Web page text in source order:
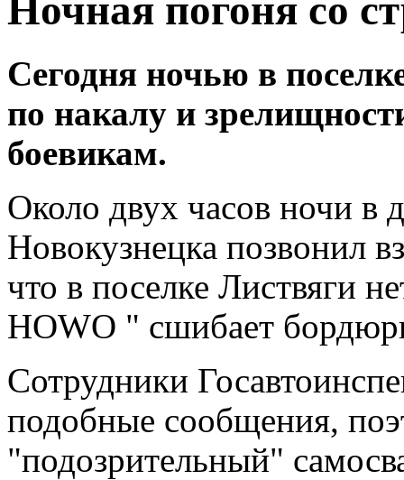
Ночная погоня со
Сегодня ночью в
по накалу и
боевикам.
Около двух часов ночи
Новокузнецка позвонил
что в поселке Листвяги
HOWO " сшибает
Сотрудники
подобные сообщения,
"подозрительный"